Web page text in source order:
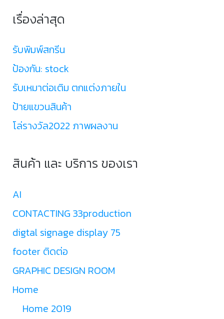
เรื่องล่าสุด
รับพิมพ์สกรีน
ป้องกัน: stock
รับเหมาต่อเติม ตกแต่งภายใน
ป้ายแขวนสินค้า
โล่รางวัล2022 ภาพผลงาน
สินค้า และ บริการ ของเรา
AI
CONTACTING 33production
digtal signage display 75
footer ติดต่อ
GRAPHIC DESIGN ROOM
Home
Home 2019